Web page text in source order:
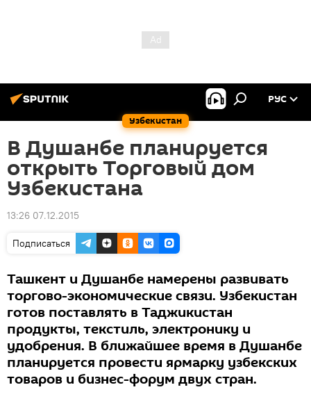
Узбекистан
РУС
В Душанбе планируется
открыть Торговый дом
Узбекистана
13:26 07.12.2015
Подписаться
Ташкент и Душанбе намерены развивать
торгово-экономические связи. Узбекистан
готов поставлять в Таджикистан
продукты, текстиль, электронику и
удобрения. В ближайшее время в Душанбе
планируется провести ярмарку узбекских
товаров и бизнес-форум двух стран.